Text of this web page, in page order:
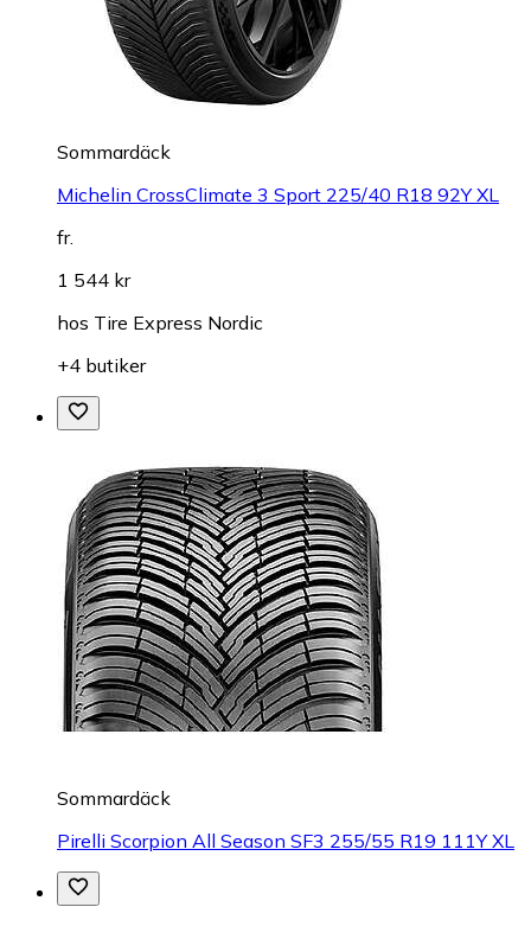
Sommardäck
Michelin CrossClimate 3 Sport 225/40 R18 92Y XL
fr.
1 544 kr
hos Tire Express Nordic
+4 butiker
Sommardäck
Pirelli Scorpion All Season SF3 255/55 R19 111Y XL